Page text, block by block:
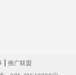
推广联盟